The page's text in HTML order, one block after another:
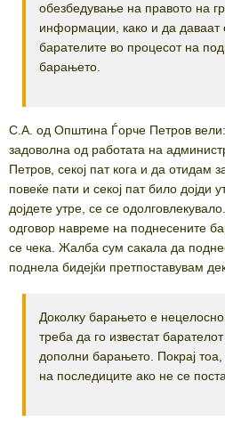
обезбедување на правото на
информации, како и да даваат
барателите во процесот на
барањето.
С.А. од Општина Ѓорче Петров
задоволна од работата на
Петров, секој пат кога и да отидам
повеќе пати и секој пат било дојди
дојдете утре, се се
одговор навреме на поднесените
се чека. Жалба сум сакала да
поднела бидејќи претпоставувам
Доколку барањето е
треба да го известат
дополни барањето. Покрај
на последиците ако не се